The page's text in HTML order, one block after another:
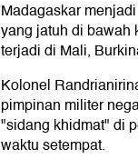
Madagaskar
yang jatuh di bawah
terjadi di Mali,
Kolonel
pimpinan militer
"sidang khidmat" di
waktu setempat.